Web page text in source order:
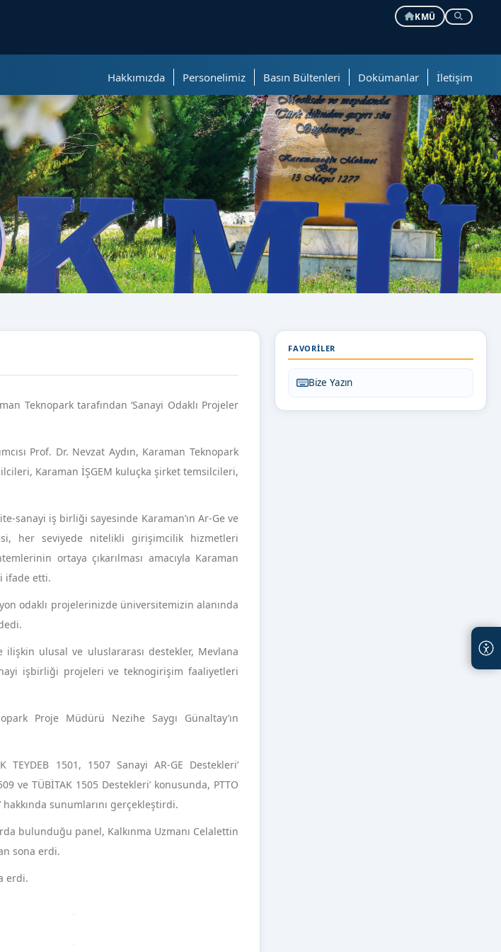
KMÜ
Hakkımızda Personelimiz Basın Bültenleri Dokümanlar İletişim
Teknopark tarafından ‘Sanayi Odaklı Projeler
Prof. Dr. Nevzat Aydın, Karaman Teknopark
Karaman İŞGEM kuluçka şirket temsilcileri,
sanayi iş birliği sayesinde Karaman’ın Ar-Ge ve
her seviyede nitelikli girişimcilik hizmetleri
ortaya çıkarılması amacıyla Karaman
ifade etti.
odaklı projelerinizde üniversitemizin alanında
ulusal ve uluslararası destekler, Mevlana
işbirliği projeleri ve teknogirişim faaliyetleri
Proje Müdürü Nezihe Saygı Günaltay’ın
1501, 1507 Sanayi AR-GE Destekleri’
ve TÜBİTAK 1505 Destekleri’ konusunda, PTTO
hakkında sunumlarını gerçekleştirdi.
bulunduğu panel, Kalkınma Uzmanı Celalettin
sona erdi.
erdi.
FAVORILER
Bize Yazın